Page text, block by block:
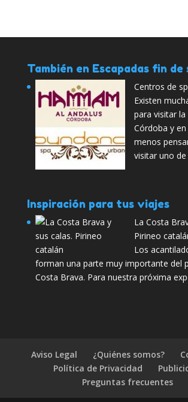
También en Escapadas fin de
Centros de
Existen
para visitar la
Córdoba y
menos
visitar uno
Inspiración para tus viajes
La Costa
Pirineo
Los
forman una parte muy importante del
Costa Brava. Para nuestra próxima
Aviso Legal ¿Quiénes somos?
Política de Privacidad
Preguntas frecuentes